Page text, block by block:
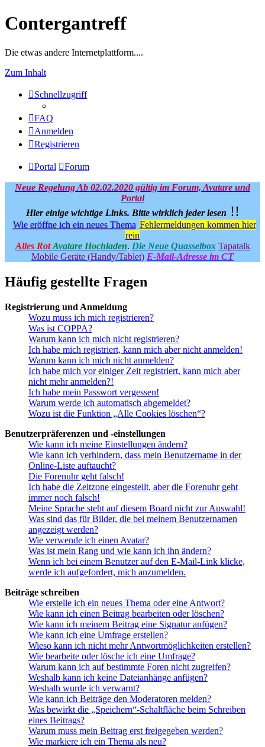
Contergantreff
Die etwas andere Internetplattform....
Zum Inhalt
Schnellzugriff
FAQ
Anmelden
Registrieren
Portal Forum
Neue Regelung Ab 02.02.2020 gültig im Forum, Avatare und
Portal
Hier einige wichtige Links. Bitte wirklich jeder lesen !!
Wie eröffne ich ein neues Thema Fehlermeldungen kommen hier
rein
Alles Rot Avatare Hochladen. Die Neue Quasselbox Tapatalk
Mobile Geräte (Handy/Tablet) E-Mail-Adresse im CT
Häufig gestellte Fragen
Registrierung und Anmeldung
Wozu muss ich mich registrieren?
Was ist COPPA?
Warum kann ich mich nicht registrieren?
Ich habe mich registriert, kann mich aber nicht anmelden!
Warum kann ich mich nicht anmelden?
Ich habe mich vor einiger Zeit registriert, kann mich aber
nicht mehr anmelden?!
Ich habe mein Passwort vergessen!
Warum werde ich automatisch abgemeldet?
Wozu ist die Funktion „Alle Cookies löschen“?
Benutzerpräferenzen und -einstellungen
Wie kann ich meine Einstellungen ändern?
Wie kann ich verhindern, dass mein Benutzername in der
Online-Liste auftaucht?
Die Forenuhr geht falsch!
Ich habe die Zeitzone eingestellt, aber die Forenuhr geht
immer noch falsch!
Meine Sprache steht auf diesem Board nicht zur Auswahl!
Was sind das für Bilder, die bei meinem Benutzernamen
angezeigt werden?
Wie verwende ich einen Avatar?
Was ist mein Rang und wie kann ich ihn ändern?
Wenn ich bei einem Benutzer auf den E-Mail-Link klicke,
werde ich aufgefordert, mich anzumelden.
Beiträge schreiben
Wie erstelle ich ein neues Thema oder eine Antwort?
Wie kann ich einen Beitrag bearbeiten oder löschen?
Wie kann ich meinem Beitrag eine Signatur anfügen?
Wie kann ich eine Umfrage erstellen?
Wieso kann ich nicht mehr Antwortmöglichkeiten erstellen?
Wie bearbeite oder lösche ich eine Umfrage?
Warum kann ich auf bestimmte Foren nicht zugreifen?
Weshalb kann ich keine Dateianhänge anfügen?
Weshalb wurde ich verwarnt?
Wie kann ich Beiträge den Moderatoren melden?
Was bewirkt die „Speichern“-Schaltfläche beim Schreiben
eines Beitrags?
Warum muss mein Beitrag erst freigegeben werden?
Wie markiere ich ein Thema als neu?